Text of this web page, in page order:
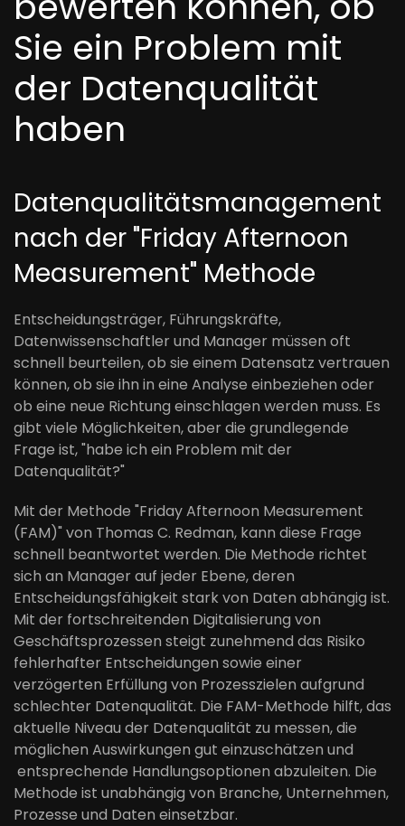
Sie ein Problem mit
der Datenqualität
haben
Datenqualitätsmanagement
nach der "Friday Afternoon
Measurement" Methode
Entscheidungsträger, Führungskräfte,
Datenwissenschaftler und Manager müssen oft
schnell beurteilen, ob sie einem Datensatz vertrauen
können, ob sie ihn in eine Analyse einbeziehen oder
ob eine neue Richtung einschlagen werden muss. Es
gibt viele Möglichkeiten, aber die grundlegende
Frage ist, "habe ich ein Problem mit der
Datenqualität?"
Mit der Methode "Friday Afternoon Measurement
(FAM)" von Thomas C. Redman, kann diese Frage
schnell beantwortet werden. Die Methode richtet
sich an Manager auf jeder Ebene, deren
Entscheidungsfähigkeit stark von Daten abhängig ist.
Mit der fortschreitenden Digitalisierung von
Geschäftsprozessen steigt zunehmend das Risiko
fehlerhafter Entscheidungen sowie einer
verzögerten Erfüllung von Prozesszielen aufgrund
schlechter Datenqualität. Die FAM-Methode hilft, das
aktuelle Niveau der Datenqualität zu messen, die
möglichen Auswirkungen gut einzuschätzen und
entsprechende Handlungsoptionen abzuleiten. Die
Methode ist unabhängig von Branche, Unternehmen,
Prozesse und Daten einsetzbar.